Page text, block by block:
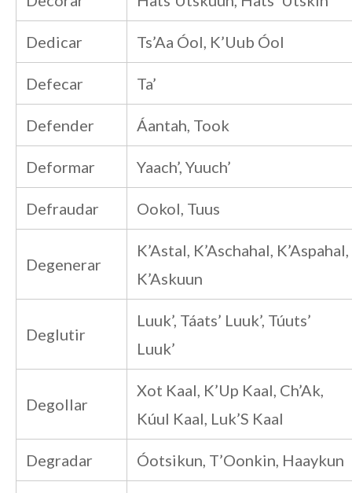
Dedicar Ts’Aa Óol, K’Uub Óol
Defecar Ta’
Defender Áantah, Took
Deformar Yaach’, Yuuch’
Defraudar Ookol, Tuus
Degenerar
K’Astal, K’Aschahal, K’Aspahal,
K’Askuun
Deglutir
Luuk’, Táats’ Luuk’, Túuts’
Luuk’
Degollar
Xot Kaal, K’Up Kaal, Ch’Ak,
Kúul Kaal, Luk’S Kaal
Degradar Óotsikun, T’Oonkin, Haaykun